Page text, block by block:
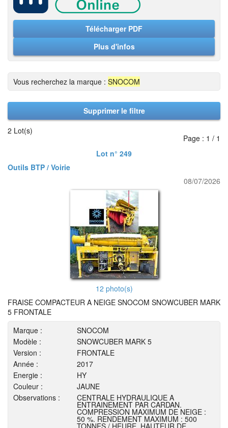
Télécharger PDF
Plus d'infos
Vous recherchez la marque : SNOCOM
Supprimer le filtre
2 Lot(s)
Page : 1 / 1
Lot n° 249
Outils BTP / Voirie
08/07/2026
12 photo(s)
FRAISE COMPACTEUR A NEIGE SNOCOM SNOWCUBER MARK
5 FRONTALE
Marque :
SNOCOM
Modèle :
SNOWCUBER MARK 5
Version :
FRONTALE
Année :
2017
Energie :
HY
Couleur :
JAUNE
Observations :
CENTRALE HYDRAULIQUE A
ENTRAINEMENT PAR CARDAN.
COMPRESSION MAXIMUM DE NEIGE :
50 %. RENDEMENT MAXIMUM : 500
TONNES / HEURE. HAUTEUR DE